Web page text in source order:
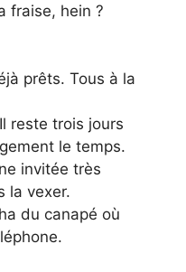
fraise, hein ?
prêts. Tous à la
reste trois jours
le temps.
invitée très
la vexer.
du canapé où